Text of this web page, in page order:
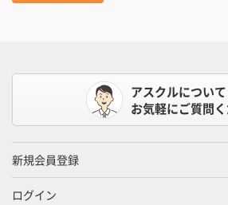
アスクルについて
お気軽にご質問く
新規会員登録
ログイン